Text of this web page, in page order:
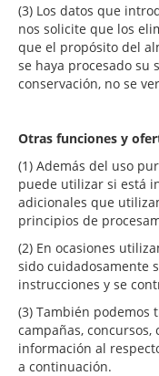
(3) Los datos que
nos solicite que los
que el propósito del
se haya procesado su
conservación, no se
Otras funciones y
(1) Además del uso
puede utilizar si está
adicionales que
principios de
(2) En ocasiones
sido cuidadosamente
instrucciones y se
(3) También podemos
campañas,
información al
a continuación.